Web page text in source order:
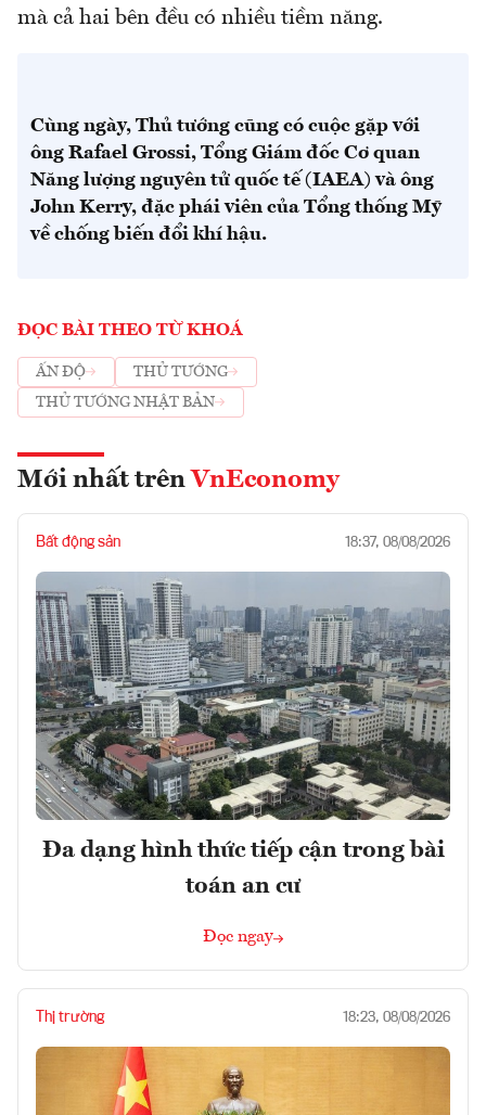
mà cả hai bên đều có nhiều tiềm năng.
Cùng ngày, Thủ tướng cũng có cuộc gặp với
ông Rafael Grossi, Tổng Giám đốc Cơ quan
Năng lượng nguyên tử quốc tế (IAEA) và ông
John Kerry, đặc phái viên của Tổng thống Mỹ
về chống biến đổi khí hậu.
ĐỌC BÀI THEO TỪ KHOÁ
ẤN ĐỘ
THỦ TƯỚNG
THỦ TƯỚNG NHẬT BẢN
Mới nhất trên VnEconomy
Bất động sản 18:37, 08/08/2026
Đa dạng hình thức tiếp cận trong bài
toán an cư
Đọc ngay
Thị trường 18:23, 08/08/2026